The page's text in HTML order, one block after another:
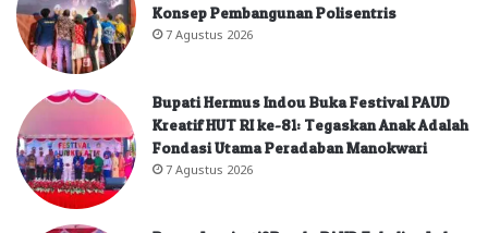
Konsep Pembangunan Polisentris
7 Agustus 2026
Bupati Hermus Indou Buka Festival PAUD
Kreatif HUT RI ke-81: Tegaskan Anak Adalah
Fondasi Utama Peradaban Manokwari
7 Agustus 2026